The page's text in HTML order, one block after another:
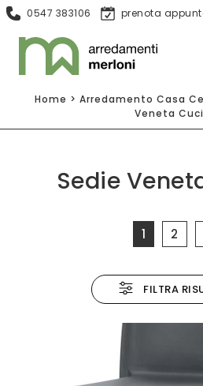
0547 383106 prenota
Home > Arredamento Casa
Veneta
Sedie
1 2
FILTRA